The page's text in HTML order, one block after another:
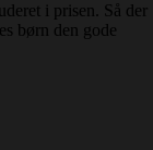
i prisen. Så der
børn den gode